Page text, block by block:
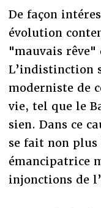
De façon
évolution
"mauvais rêve"
L’indistinction
moderniste de
vie, tel que le
sien. Dans ce
se fait non
émancipatrice
injonctions de